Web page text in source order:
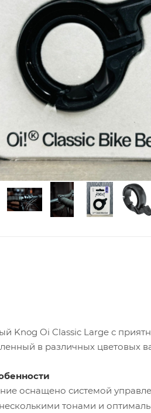
Knog Oi Classic Large с
в различных цветовых
оснащено системой
тонами и